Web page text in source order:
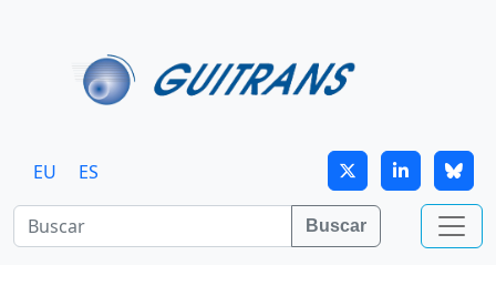
EU ES
Buscar